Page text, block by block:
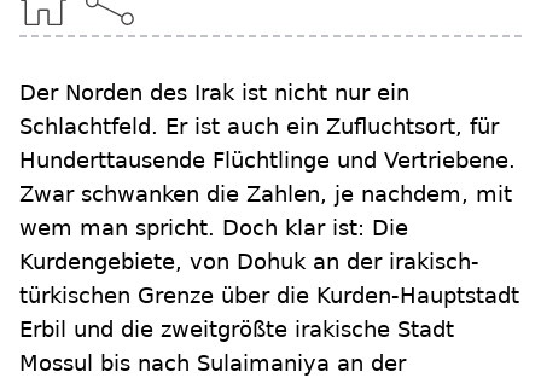
Der Norden des Irak ist nicht nur ein
Schlachtfeld. Er ist auch ein Zufluchtsort, für
Hunderttausende Flüchtlinge und Vertriebene.
Zwar schwanken die Zahlen, je nachdem, mit
wem man spricht. Doch klar ist: Die
Kurdengebiete, von Dohuk an der irakisch-
türkischen Grenze über die Kurden-Hauptstadt
Erbil und die zweitgrößte irakische Stadt
Mossul bis nach Sulaimaniya an der